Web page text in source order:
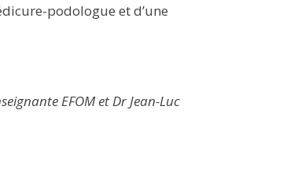
podologue et d’une
EFOM et Dr Jean-Luc